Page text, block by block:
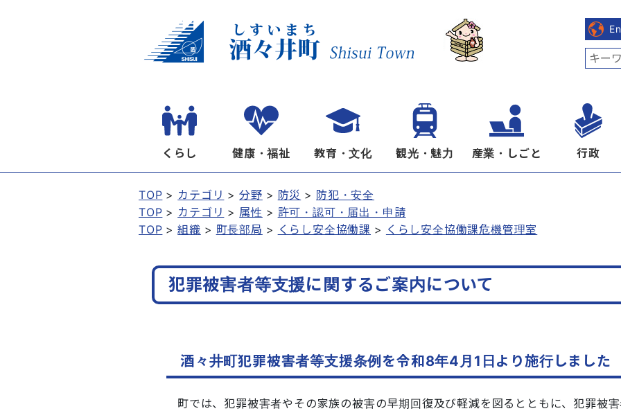
くらし 健康・福祉 教育・文化 観光・魅力 産業・しごと 行政
TOP カテゴリ 分野 防災
防犯・安全
TOP
カテゴリ 属性
許可・認可・届出・申請
TOP
組織 町長部局 くらし安全協働課 くらし安全協働課危機管理室
犯罪被害者等支援に関するご案内について
酒々井町犯罪被害者等支援条例を令和8年4月1日より施行しました
町では、犯罪被害者やその家族の被害の早期回復及び軽減を図るとともに、犯罪被